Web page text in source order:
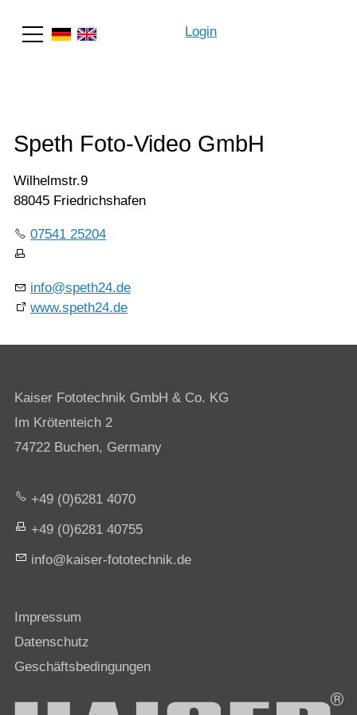
Login
Speth Foto-Video GmbH
Wilhelmstr.9
88045 Friedrichshafen
07541 25204
info@speth24.de
www.speth24.de
Kaiser Fototechnik GmbH & Co. KG
Im Krötenteich 2
74722 Buchen, Germany
+49 (0)6281 4070
+49 (0)6281 40755
nf
k s r-f t t chn k d
Impressum
Datenschutz
Geschäftsbedingungen